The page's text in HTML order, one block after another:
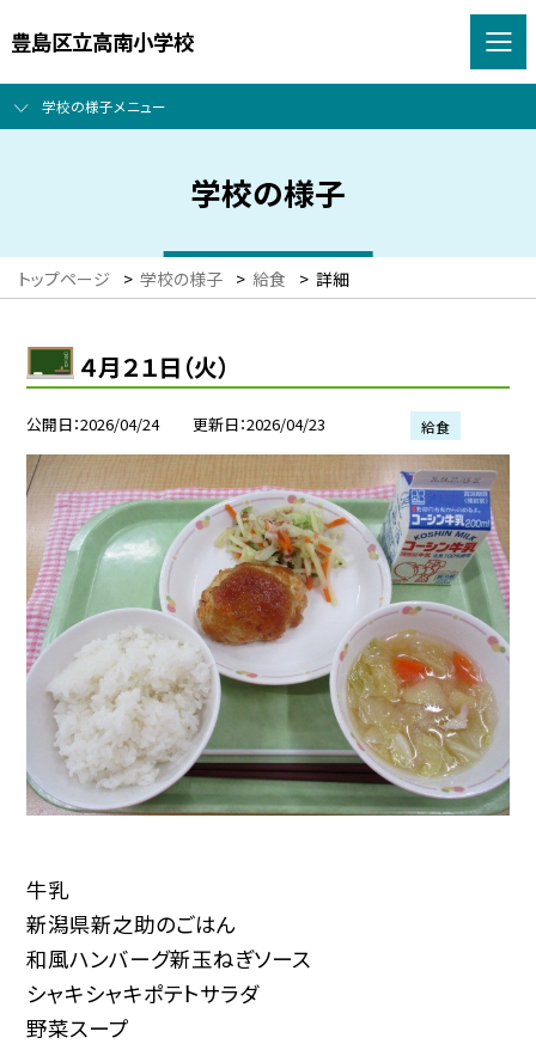
豊島区立高南小学校
学校の様子メニュー
学校の様子
トップページ > 学校の様子 > 給食 > 詳細
４月２１日（火）
公開日 2026/04/24 更新日 2026/04/23 給食
牛乳
新潟県新之助のごはん
和風ハンバーグ新玉ねぎソース
シャキシャキポテトサラダ
野菜スープ